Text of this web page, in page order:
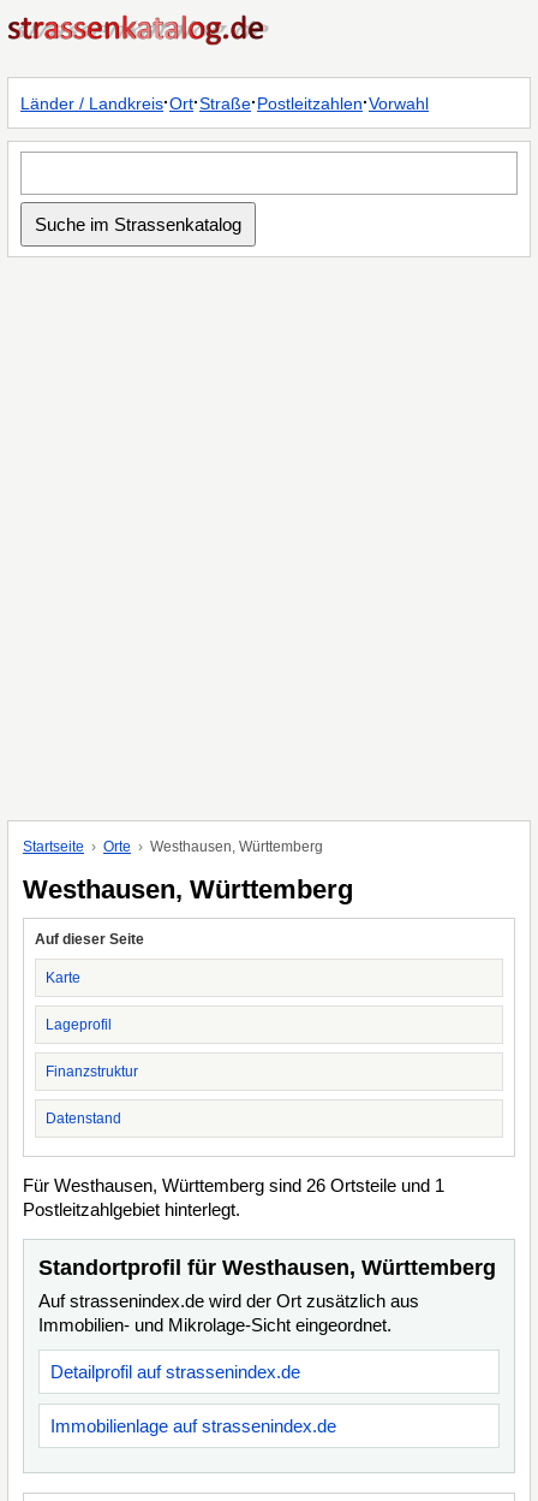
Länder / Landkreis·Ort·Straße·Postleitzahlen·Vorwahl
Startseite Orte Westhausen, Württemberg
Westhausen, Württemberg
Auf dieser Seite
Karte
Lageprofil
Finanzstruktur
Datenstand
Für Westhausen, Württemberg sind 26 Ortsteile und 1
Postleitzahlgebiet hinterlegt.
Standortprofil für Westhausen, Württemberg
Auf strassenindex.de wird der Ort zusätzlich aus
Immobilien- und Mikrolage-Sicht eingeordnet.
Detailprofil auf strassenindex.de
Immobilienlage auf strassenindex.de